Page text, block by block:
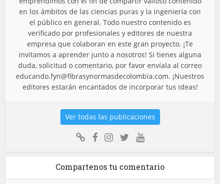
en los ámbitos de las ciencias puras y la ingeniería con
el público en general. Todo nuestro contenido es
verificado por profesionales y editores de nuestra
empresa que colaboran en este gran proyecto. ¡Te
invitamos a aprender junto a nosotros! Si tienes alguna
duda, solicitud o comentario, por favor envíala al correo
educando.fyn@fibrasynormasdecolombia.com. ¡Nuestros
editores estarán encantados de incorporar tus ideas!
Ver todas las publicaciones
Compartenos tu comentario